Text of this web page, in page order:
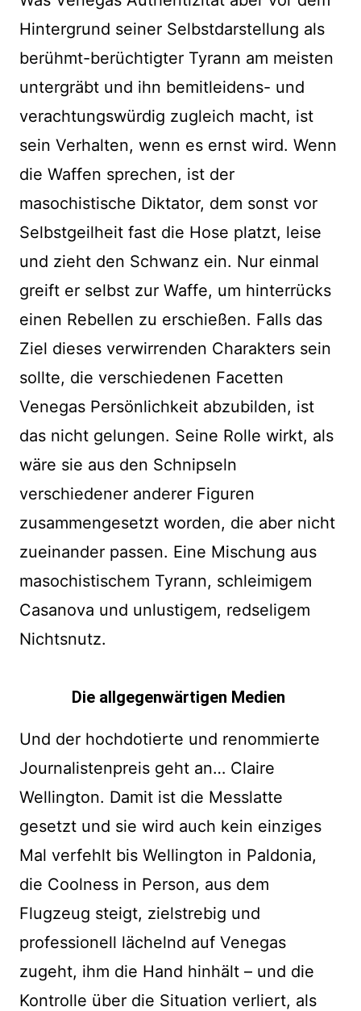
Hintergrund seiner Selbstdarstellung als
berühmt-berüchtigter Tyrann am meisten
untergräbt und ihn bemitleidens- und
verachtungswürdig zugleich macht, ist
sein Verhalten, wenn es ernst wird. Wenn
die Waffen sprechen, ist der
masochistische Diktator, dem sonst vor
Selbstgeilheit fast die Hose platzt, leise
und zieht den Schwanz ein. Nur einmal
greift er selbst zur Waffe, um hinterrücks
einen Rebellen zu erschießen. Falls das
Ziel dieses verwirrenden Charakters sein
sollte, die verschiedenen Facetten
Venegas Persönlichkeit abzubilden, ist
das nicht gelungen. Seine Rolle wirkt, als
wäre sie aus den Schnipseln
verschiedener anderer Figuren
zusammengesetzt worden, die aber nicht
zueinander passen. Eine Mischung aus
masochistischem Tyrann, schleimigem
Casanova und unlustigem, redseligem
Nichtsnutz.
Die allgegenwärtigen Medien
Und der hochdotierte und renommierte
Journalistenpreis geht an… Claire
Wellington. Damit ist die Messlatte
gesetzt und sie wird auch kein einziges
Mal verfehlt bis Wellington in Paldonia,
die Coolness in Person, aus dem
Flugzeug steigt, zielstrebig und
professionell lächelnd auf Venegas
zugeht, ihm die Hand hinhält – und die
Kontrolle über die Situation verliert, als